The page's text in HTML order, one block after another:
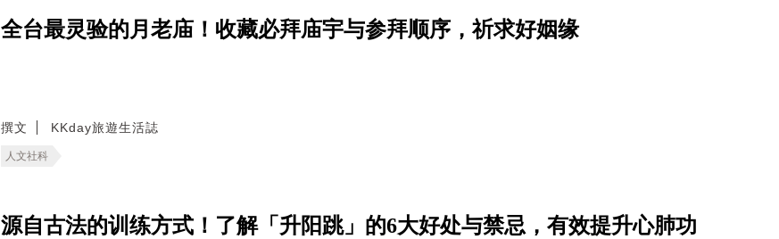
全台最灵验的月老庙！收藏必拜庙宇与参拜顺序，祈求好姻缘
撰文 KKday旅遊生活誌
人文社科
源自古法的训练方式！了解「升阳跳」的6大好处与禁忌，有效提升心肺功